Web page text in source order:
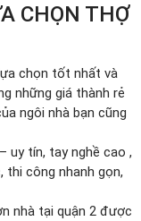
CHỌN THỢ
chọn tốt nhất và
những giá thành rẻ
ngôi nhà bạn cũng
uy tín, tay nghề cao ,
công nhanh gọn,
nhà tại quận 2 được